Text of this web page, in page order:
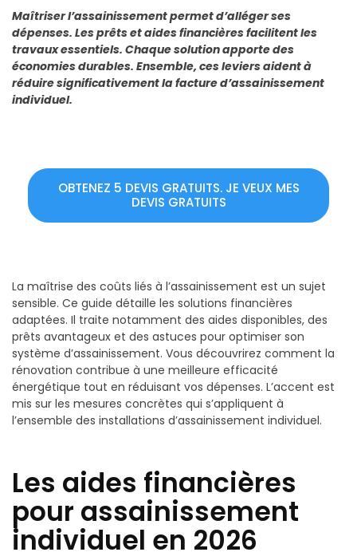
Maîtriser l’assainissement permet d’alléger ses
dépenses. Les prêts et aides financières facilitent les
travaux essentiels. Chaque solution apporte des
économies durables. Ensemble, ces leviers aident à
réduire significativement la facture d’assainissement
individuel.
OBTENEZ 5 DEVIS GRATUITS. JE VEUX MES
DEVIS GRATUITS
La maîtrise des coûts liés à l’assainissement est un sujet
sensible. Ce guide détaille les solutions financières
adaptées. Il traite notamment des aides disponibles, des
prêts avantageux et des astuces pour optimiser son
système d’assainissement. Vous découvrirez comment la
rénovation contribue à une meilleure efficacité
énergétique tout en réduisant vos dépenses. L’accent est
mis sur les mesures concrètes qui s’appliquent à
l’ensemble des installations d’assainissement individuel.
Les aides financières
pour assainissement
individuel en 2026